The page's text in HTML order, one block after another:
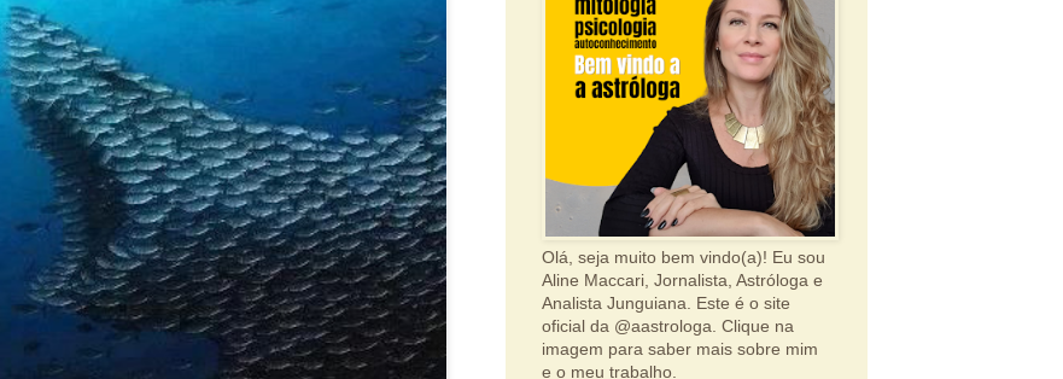
Olá, seja muito bem vindo(a)! Eu sou
Aline Maccari, Jornalista, Astróloga e
Analista Junguiana. Este é o site
oficial da @aastrologa. Clique na
imagem para saber mais sobre mim
e o meu trabalho.